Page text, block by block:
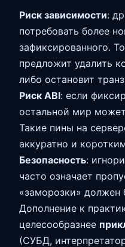
Риск зависимости:
потребовать более
зафиксированного.
предложит удалить
либо остановит
Риск ABI: если
остальной мир
Такие пины на
аккуратно и
Безопасность:
часто означает
«заморозки» должен
Дополнение к
целесообразнее
(СУБД,